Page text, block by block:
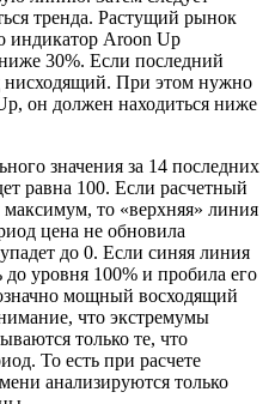
тренда. Растущий рынок
индикатор Aroon Up
30%. Если последний
нисходящий. При этом нужно
он должен находиться ниже
значения за 14 последних
равна 100. Если расчетный
то «верхняя» линия
цена не обновила
до 0. Если синяя линия
до уровня 100% и пробила его
мощный восходящий
что экстремумы
только те, что
То есть при расчете
анализируются только